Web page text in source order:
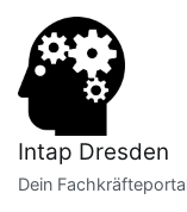
Inhalt
springen
Intap Dresden
Dein